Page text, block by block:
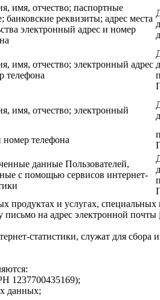
имя, отчество; паспортные
банковские реквизиты; адрес места
электронный адрес и номер
имя, отчество; электронный адрес
телефона
имя, отчество; электронный
номер телефона
данные Пользователей,
с помощью сервисов интернет-
и услугах,
на адрес электронной почты
статистики, служат для
1237700435169);
данных;